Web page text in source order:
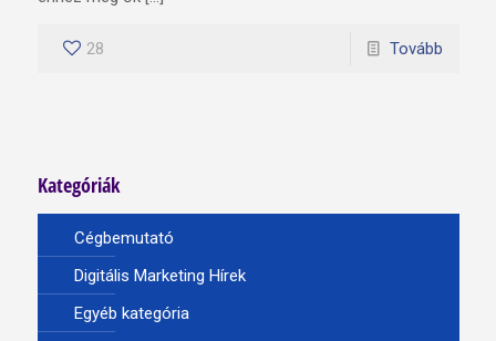
28 Tovább
Kategóriák
Cégbemutató
Digitális Marketing Hírek
Egyéb kategória